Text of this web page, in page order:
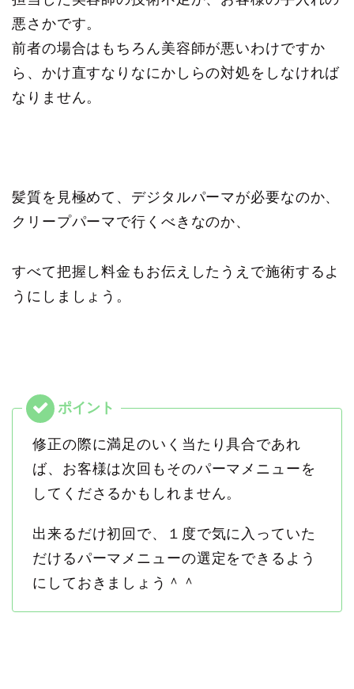
悪さかです。
前者の場合はもちろん美容師が悪いわけですか
ら、かけ直すなりなにかしらの対処をしなければ
なりません。
髪質を見極めて、デジタルパーマが必要なのか、
クリープパーマで行くべきなのか、
すべて把握し料金もお伝えしたうえで施術するよ
うにしましょう。
修正の際に満足のいく当たり具合であれ
ば、お客様は次回もそのパーマメニューを
してくださるかもしれません。
出来るだけ初回で、１度で気に入っていた
だけるパーマメニューの選定をできるよう
にしておきましょう＾＾